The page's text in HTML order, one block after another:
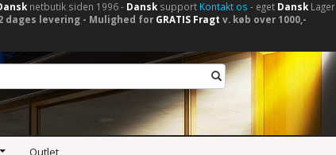
netbutik siden 1996 - Dansksupport Kontakt os - eget DanskLager
dages levering - Mulighed for GRATIS Fragt v. køb over 1000,-
Outlet